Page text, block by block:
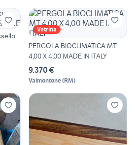
Vetrina
PERGOLA BIOCLIMATICA MT
4,00 X 4,00 MADE IN ITALY
9.370 €
Valmontone(RM)